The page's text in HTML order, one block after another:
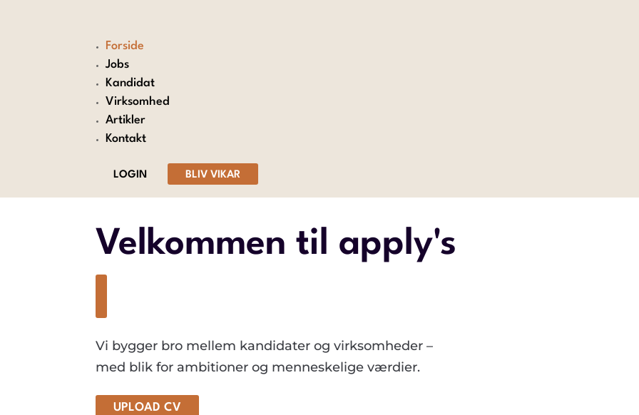
Forside
Jobs
Kandidat
Virksomhed
Artikler
Kontakt
LOGIN BLIV VIKAR
Velkommen til apply's
Vi bygger bro mellem kandidater og virksomheder –
med blik for ambitioner og menneskelige værdier.
UPLOAD CV